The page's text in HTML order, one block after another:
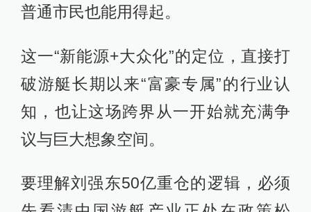
普通市民也能用得起。
这一“新能源+大众化”的定位，直接打
破游艇长期以来“富豪专属”的行业认
知，也让这场跨界从一开始就充满争
议与巨大想象空间。
要理解刘强东50亿重仓的逻辑，必须